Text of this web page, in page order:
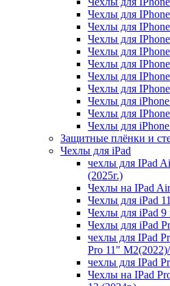
Чехлы для
Чехлы для
Чехлы для
Чехлы для
Чехлы для
Чехлы для
Чехлы для
Чехлы для iPhone
Чехлы для
Чехлы для
Защитные плёнки и
Чехлы для iPad
чехлы для IPad
(2025г.)
Чехлы на IPad
Чехлы для iPad
Чехлы для iPad 9
Чехлы для iPad
чехлы для IPad
Pro 11"
чехлы для IPad
Чехлы на IPad